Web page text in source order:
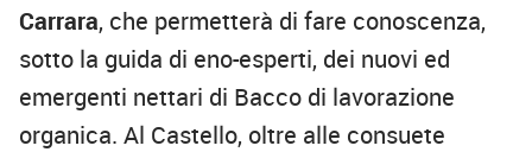
Carrara, che permetterà di fare conoscenza,
sotto la guida di eno-esperti, dei nuovi ed
emergenti nettari di Bacco di lavorazione
organica. Al Castello, oltre alle consuete